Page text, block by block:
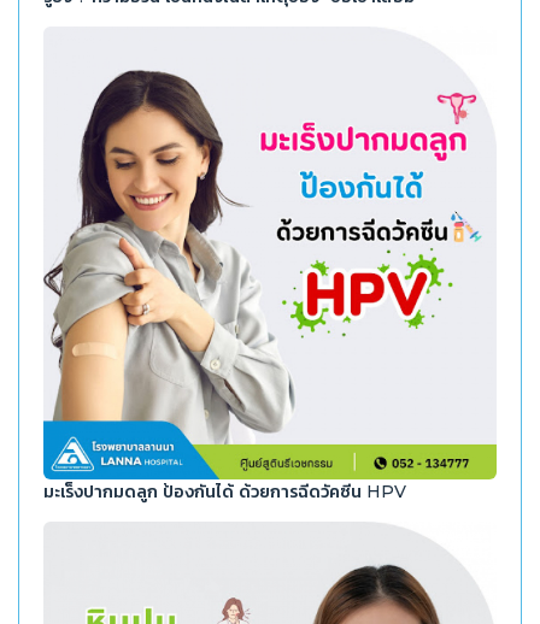
มะเร็งปากมดลูก ป้องกันได้ ด้วยการฉีดวัคซีน HPV